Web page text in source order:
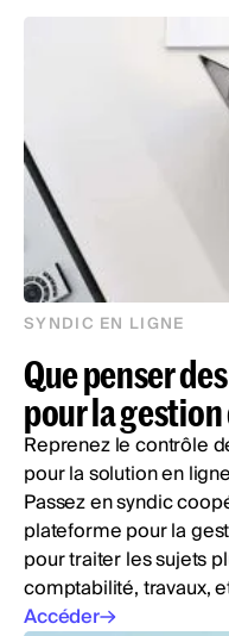
SYNDIC EN LIGNE
Que penser
pour la
Reprenez le contrôle
pour la solution en
Passez en syndic
plateforme pour la
pour traiter les sujets
comptabilité, travaux,
Accéder